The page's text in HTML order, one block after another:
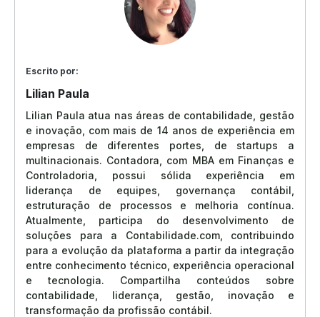
Escrito por:
Lilian Paula
Lilian Paula atua nas áreas de contabilidade, gestão
e inovação, com mais de 14 anos de experiência em
empresas de diferentes portes, de startups a
multinacionais. Contadora, com MBA em Finanças e
Controladoria, possui sólida experiência em
liderança de equipes, governança contábil,
estruturação de processos e melhoria contínua.
Atualmente, participa do desenvolvimento de
soluções para a Contabilidade.com, contribuindo
para a evolução da plataforma a partir da integração
entre conhecimento técnico, experiência operacional
e tecnologia. Compartilha conteúdos sobre
contabilidade, liderança, gestão, inovação e
transformação da profissão contábil.